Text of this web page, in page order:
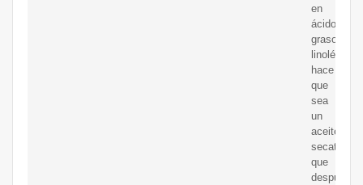
en
ácido
graso
linolénico
hace
que
sea
un
aceite
secativo
que
después